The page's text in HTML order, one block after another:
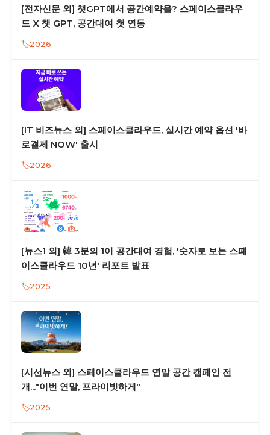
[전자신문 외] 챗GPT에서 공간예약을? 스페이스클라우
드 X 챗 GPT, 공간대여 첫 연동
2026
[IT 비즈뉴스 외] 스페이스클라우드, 실시간 예약 옵션 '바
로결제 NOW' 출시
2026
[뉴스1 외] 韓 3분의 1이 공간대여 경험, '숫자로 보는 스페
이스클라우드 10년' 리포트 발표
2025
[시선뉴스 외] 스페이스클라우드 연말 공간 캠페인 전
개..."이번 연말, 프라이빗하게"
2025